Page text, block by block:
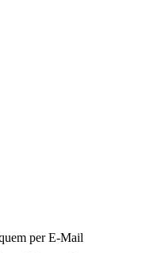
per E-Mail